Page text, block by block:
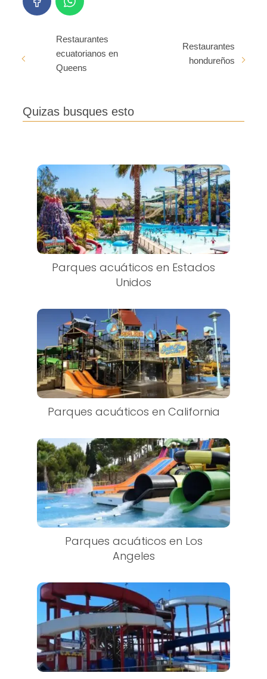
Restaurantes
ecuatorianos en
Queens
Restaurantes
hondureños
Quizas busques esto
Parques acuáticos en Estados
Unidos
Parques acuáticos en California
Parques acuáticos en Los
Angeles